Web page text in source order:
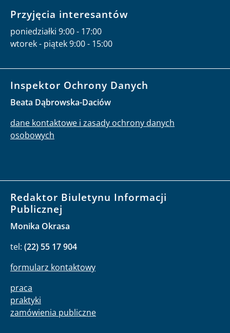
Przyjęcia interesantów
poniedziałki 9:00 - 17:00
wtorek - piątek 9:00 - 15:00
Inspektor Ochrony Danych
Beata Dąbrowska-Daciów
dane kontaktowe i zasady ochrony danych
osobowych
Redaktor Biuletynu Informacji
Publicznej
Monika Okrasa
tel: (22) 55 17 904
formularz kontaktowy
praca
praktyki
zamówienia publiczne